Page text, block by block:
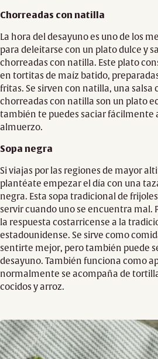
Chorreadas con natilla
La hora del desayuno es uno de los
para deleitarse con un plato dulce y
chorreadas con natilla. Este plato
en tortitas de maíz batido,
fritas. Se sirven con natilla, una salsa
chorreadas con natilla son un plato
también te puedes saciar fácilmente
almuerzo.
Sopa negra
Si viajas por las regiones de mayor
plantéate empezar el día con una
negra. Esta sopa tradicional de
servir cuando uno se encuentra mal.
la respuesta costarricense a la
estadounidense. Se sirve como
sentirte mejor, pero también puede
desayuno. También funciona como
normalmente se acompaña de
cocidos y arroz.